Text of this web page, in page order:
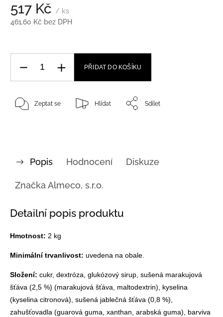
517 Kč / ks
461,60 Kč bez DPH
PŘIDAT DO KOŠÍKU
Zeptat se Hlídat Sdílet
Popis Hodnocení Diskuze
ZnačkaAlmeco, s.r.o.
Detailní popis produktu
Hmotnost: 2 kg
Minimální trvanlivost: uvedena na obale.
Složení: cukr, dextróza, glukózový sirup, sušená marakujová
šťáva (2,5 %) (marakujová šťáva, maltodextrin), kyselina
(kyselina citronová), sušená jablečná šťáva (0,8 %),
zahušťovadla (guarová guma, xanthan, arabská guma), barviva